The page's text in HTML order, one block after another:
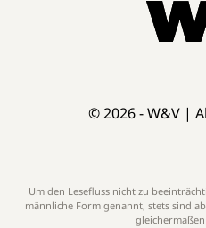
© 2026 - W&V |
Um den Lesefluss nicht zu
männliche Form genannt, stets sind